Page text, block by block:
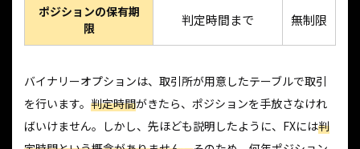
ポジションの保有期
限
判定時間まで 無制限
バイナリーオプションは、取引所が用意したテーブルで取引
を行います。 判定時間がきたら、ポジションを手放さなけれ
ばいけません。しかし、先ほども説明したように、FXには判